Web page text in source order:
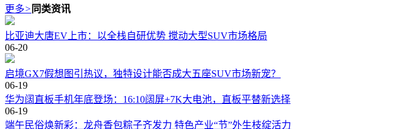
更多> 同类资讯
比亚迪大唐EV上市：以全栈自研优势 搅动大型SUV市场格局
06-20
启境GX7假想图引热议，独特设计能否成大五座SUV市场新宠？
06-19
华为阔直板手机年底登场：16:10阔屏+7K大电池，直板平替新选择
06-19
端午民俗焕新彩：龙舟香包粽子齐发力 特色产业“节”外生枝绽活力